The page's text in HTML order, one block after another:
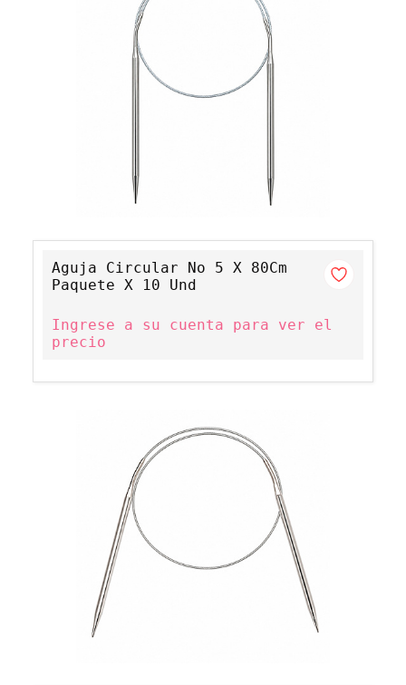
Aguja Circular No 5 X 80Cm
Paquete X 10 Und
Ingrese a su cuenta para ver el
precio